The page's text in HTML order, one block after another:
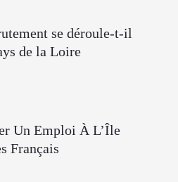
se déroule-t-il
de la Loire
Un Emploi À L’Île
Français